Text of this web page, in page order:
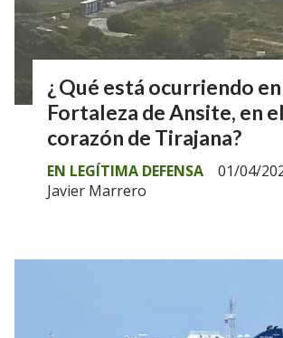
¿ Qué está ocurriendo
Fortaleza de Ansite, en el
corazón de Tirajana?
Javier Marrero
EN LEGÍTIMA DEFENSA 01/04/